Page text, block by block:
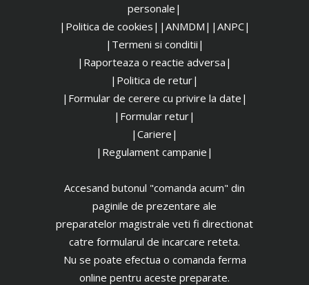
personale|
|Politica de cookies| |ANMDM| |ANPC|
|Termeni si conditii|
|Raporteaza o reactie adversa|
|Politica de retur|
|Formular de cerere cu privire la date|
|Formular retur|
|Cariere|
|Regulament campanie|
Accesand butonul "comanda acum" din
paginile de prezentare ale
preparatelor magistrale veti fi directionat
catre formularul de incarcare reteta.
Nu se poate efectua o comanda ferma
online pentru aceste preparate.